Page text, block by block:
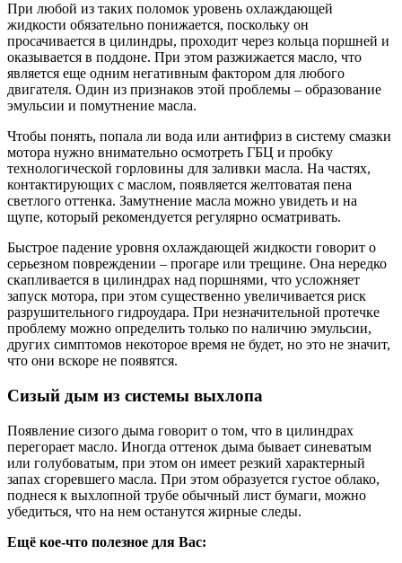
При любой из таких поломок уровень охлаждающей
жидкости обязательно понижается, поскольку он
просачивается в цилиндры, проходит через кольца поршней и
оказывается в поддоне. При этом разжижается масло, что
является еще одним негативным фактором для любого
двигателя. Один из признаков этой проблемы – образование
эмульсии и помутнение масла.
Чтобы понять, попала ли вода или антифриз в систему смазки
мотора нужно внимательно осмотреть ГБЦ и пробку
технологической горловины для заливки масла. На частях,
контактирующих с маслом, появляется желтоватая пена
светлого оттенка. Замутнение масла можно увидеть и на
щупе, который рекомендуется регулярно осматривать.
Быстрое падение уровня охлаждающей жидкости говорит о
серьезном повреждении – прогаре или трещине. Она нередко
скапливается в цилиндрах над поршнями, что усложняет
запуск мотора, при этом существенно увеличивается риск
разрушительного гидроудара. При незначительной протечке
проблему можно определить только по наличию эмульсии,
других симптомов некоторое время не будет, но это не значит,
что они вскоре не появятся.
Сизый дым из системы выхлопа
Появление сизого дыма говорит о том, что в цилиндрах
перегорает масло. Иногда оттенок дыма бывает синеватым
или голубоватым, при этом он имеет резкий характерный
запах сгоревшего масла. При этом образуется густое облако,
поднеся к выхлопной трубе обычный лист бумаги, можно
убедиться, что на нем останутся жирные следы.
Ещё кое-что полезное для Вас: